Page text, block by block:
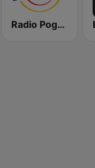
Radio Pogoda